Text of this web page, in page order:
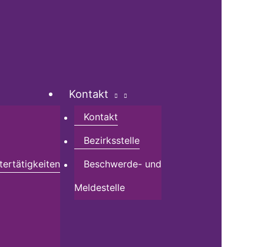
Kontakt
Kontakt
Bezirksstelle
Beschwerde- und
Meldestelle